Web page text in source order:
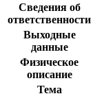
Сведения об
ответственности
Выходные
данные
Физическое
описание
Тема